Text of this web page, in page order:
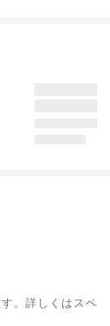
。詳しくはスペ